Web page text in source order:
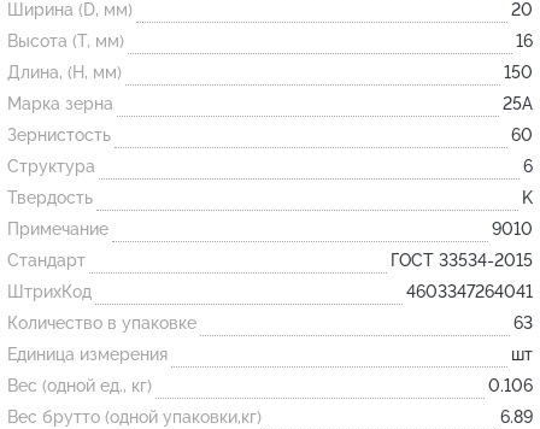
Огнеупорные
изделия
Скачать каталог
Тигель
Муфель
Черпак
Шербер
Трубка
Стержень
Пробка
Ширина (D, мм)
20
Высота (T, мм)
16
Длина, (H, мм)
150
Марка зерна
25А
Зернистость
60
Структура
6
Твердость
K
Примечание
9010
Стандарт
ГОСТ 33534-2015
ШтрихКод
4603347264041
Количество в упаковке
63
Единица измерения
шт
Вес (одной ед., кг)
0.106
Вес брутто (одной упаковки,кг)
6.89